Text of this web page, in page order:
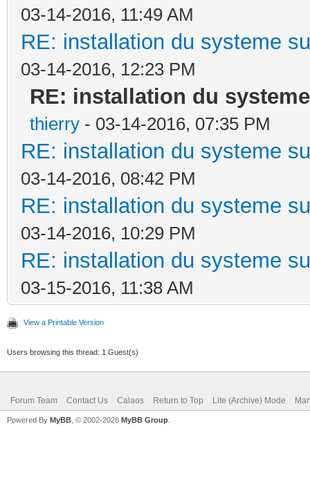
03-14-2016, 11:49 AM
RE: installation du systeme
03-14-2016, 12:23 PM
RE: installation du
thierry - 03-14-2016, 07:35 PM
RE: installation du systeme
03-14-2016, 08:42 PM
RE: installation du systeme
03-14-2016, 10:29 PM
RE: installation du systeme
03-15-2016, 11:38 AM
View a Printable Version
Users browsing this thread: 1 Guest(s)
Forum Team Contact Us Calaos Return to Top Lite (Archive) Mode
Powered By MyBB , © 2002-2026 MyBB Group